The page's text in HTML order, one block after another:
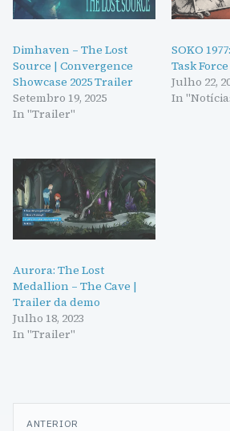
Dimhaven – The Lost
Source | Convergence
Showcase 2025 Trailer
Setembro 19, 2025
In "Trailer"
SOKO
Task
Julho 22,
In
Aurora: The Lost
Medallion – The Cave |
Trailer da demo
Julho 18, 2023
In "Trailer"
Navegação
ANTERIOR